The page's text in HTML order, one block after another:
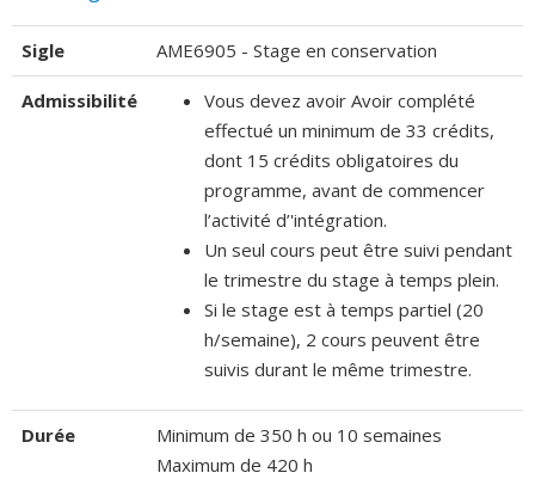
Sigle AME6905 - Stage en conservation
Admissibilité
Vous devez avoir Avoir complété
effectué un minimum de 33 crédits,
dont 15 crédits obligatoires du
programme, avant de commencer
l’activité d’'intégration.
Un seul cours peut être suivi pendant
le trimestre du stage à temps plein.
Si le stage est à temps partiel (20
h/semaine), 2 cours peuvent être
suivis durant le même trimestre.
Durée
Minimum de 350 h ou 10 semaines
Maximum de 420 h